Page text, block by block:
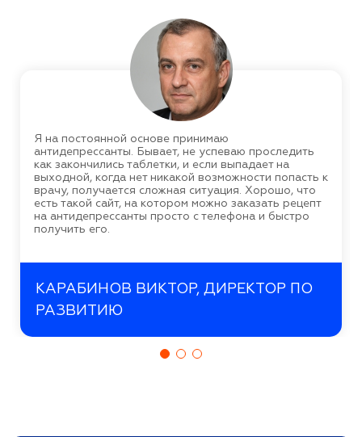
Я на постоянной основе принимаю
антидепрессанты. Бывает, не успеваю проследить
как закончились таблетки, и если выпадает на
выходной, когда нет никакой возможности попасть к
врачу, получается сложная ситуация. Хорошо, что
есть такой сайт, на котором можно заказать рецепт
на антидепрессанты просто с телефона и быстро
получить его.
КАРАБИНОВ ВИКТОР, ДИРЕКТОР ПО
РАЗВИТИЮ